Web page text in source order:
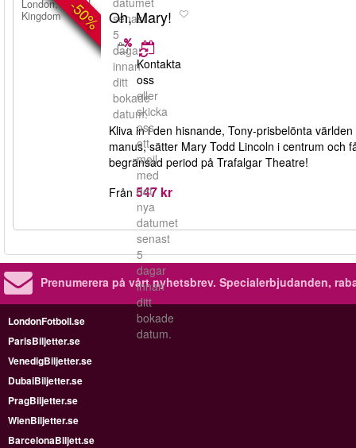
senast
5
dagar
innan
ditt
bokade
datum.
-50%
London, United
Kingdom
Oh, Mary!
Kontakta
oss
eller
skicka
oss
ett
mejl
med
det
nya
datumet
senast
5
dagar
innan
ditt
bokade
datum.
Kliva in i den hisnande, Tony-prisbelönta
manus, sätter Mary Todd Lincoln i centrum och
begränsad period på Trafalgar Theatre!
Från 547 kr
Prenumerera på vårt nyhetsbrev. Specialerbjudanden,
LondonFotboll.se
ParisBiljetter.se
VenedigBiljetter.se
DubaiBiljetter.se
PragBiljetter.se
WienBiljetter.se
BarcelonaBiljett.se